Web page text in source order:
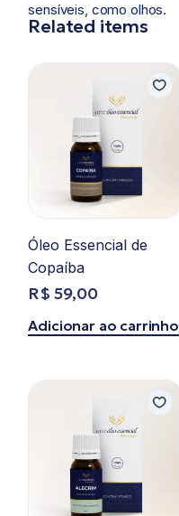
sensíveis, como olhos.
Related items
Óleo Essencial de
Copaíba
R$ 59,00
Adicionar ao carrinho